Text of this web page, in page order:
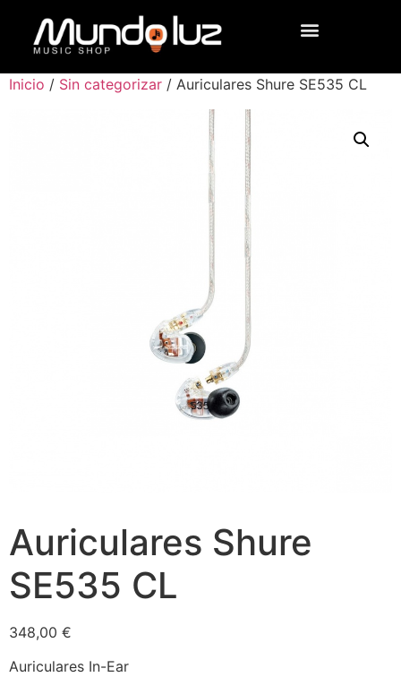
Inicio / Sin categorizar / Auriculares Shure SE535 CL
Auriculares Shure
SE535 CL
348,00 €
Auriculares In-Ear